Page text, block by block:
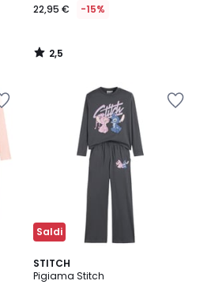
22,95 € -15%
2,5
/
Saldi
STITCH
Pigiama Stitch
4,3
/ 5